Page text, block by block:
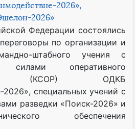
2026»,
2026»
Федерации состоялись
по организации и
штабного учения с
силами оперативного
(КСОР) ОДКБ
2026», специальных учений с
разведки «Поиск-2026» и
обеспечения